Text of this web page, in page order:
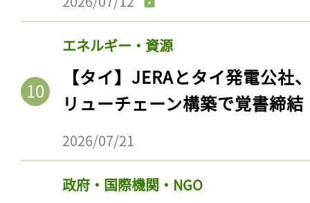
エネルギー・資源
【タイ】JERAとタイ発電公社
リューチェーン構築で覚書締結
2026/07/21
政府・国際機関・NGO